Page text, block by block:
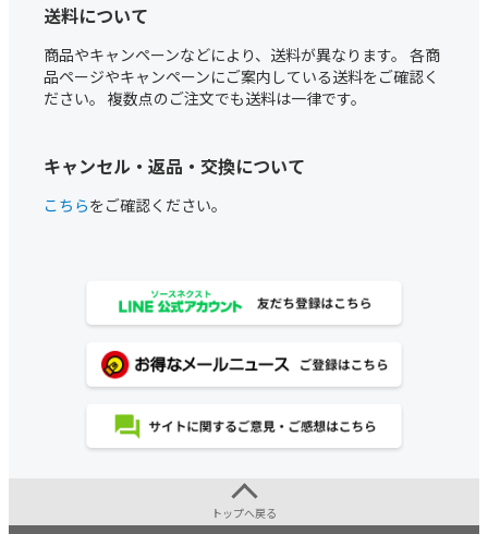
送料について
商品やキャンペーンなどにより、送料が異なります。 各商
品ページやキャンペーンにご案内している送料をご確認く
ださい。 複数点のご注文でも送料は一律です。
キャンセル・返品・交換について
こちらをご確認ください。
トップへ戻る